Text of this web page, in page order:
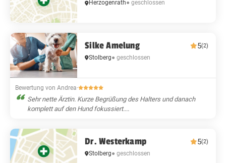
Herzogenrath● geschlossen
Silke Amelung 5(2)
Stolberg● geschlossen
Bewertung von Andrea·
Sehr nette Ärztin. Kurze Begrüßung des Halters und danach
komplett auf den Hund fokussiert....
Dr. Westerkamp 5(2)
Stolberg● geschlossen